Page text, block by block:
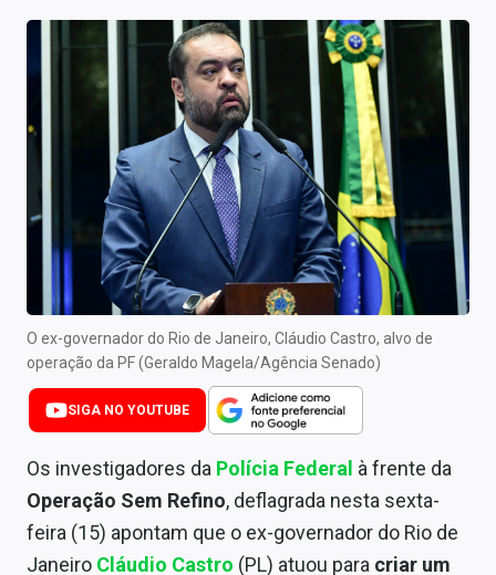
Cotações
Comprar ou vender?
Carteiras Recomendadas
Central de Dividendos
Central de Fundos Imobiliários
Central dos IPOs
Renda Fixa
Finanças Pessoais
Mercados
Empresas
O ex-governador do Rio de Janeiro, Cláudio Castro, alvo de
operação da PF (Geraldo Magela/Agência Senado)
SIGA NO YOUTUBE
Os investigadores da Polícia Federal à frente da
Operação Sem Refino, deflagrada nesta sexta-
feira (15) apontam que o ex-governador do Rio de
Janeiro Cláudio Castro (PL) atuou para criar um